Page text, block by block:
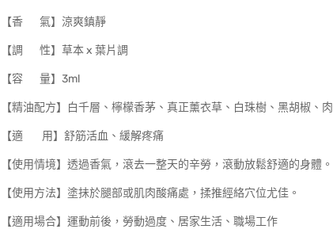
【香 氣】涼爽鎮靜
【調 性】草本 x 葉片調
【容 量】3ml
【精油配方】白千層、檸檬香茅、真正薰衣草、白珠樹、黑胡椒、
【適 用】舒筋活血、緩解疼痛
【使用情境】透過香氣，滾去一整天的辛勞，滾動放鬆舒適的身體。
【使用方法】塗抺於腿部或肌肉酸痛處，揉推經絡穴位尤佳。
【適用場合】運動前後，勞動過度、居家生活、職場工作